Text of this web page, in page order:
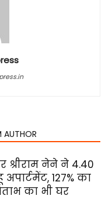
AUTHOR
श्रीराम नेने ने ₹4.40
127% का
का भी घर